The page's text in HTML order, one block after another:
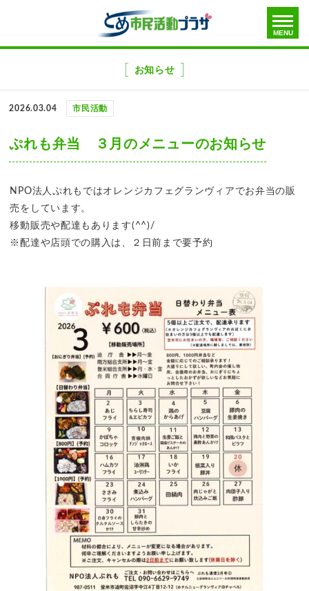
ニ
ば
す
toggle
menu
MENU
お知らせ
2026.03.04 市民活動
ぷれも弁当 ３月のメニューのお知らせ
NPO法人ぷれもではオレンジカフェグランヴィアでお弁当の販
売をしています。
移動販売や配達もあります(^^)/
※配達や店頭での購入は、２日前まで要予約